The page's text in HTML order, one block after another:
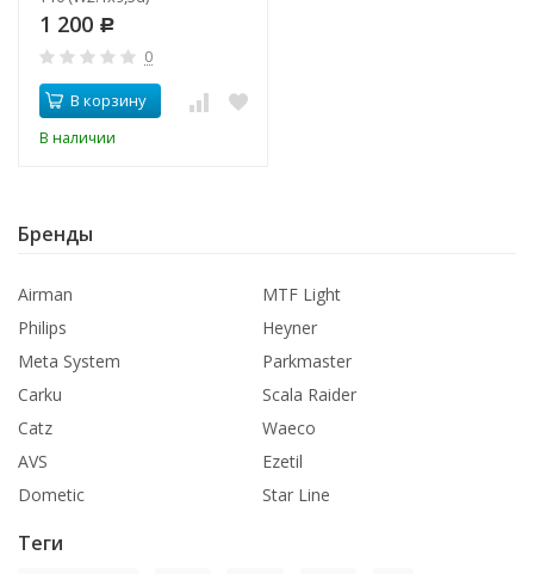
1 200 Р
0
В корзину
В наличии
Бренды
Airman
MTF Light
Philips
Heyner
Meta System
Parkmaster
Carku
Scala Raider
Catz
Waeco
AVS
Ezetil
Dometic
Star Line
Теги